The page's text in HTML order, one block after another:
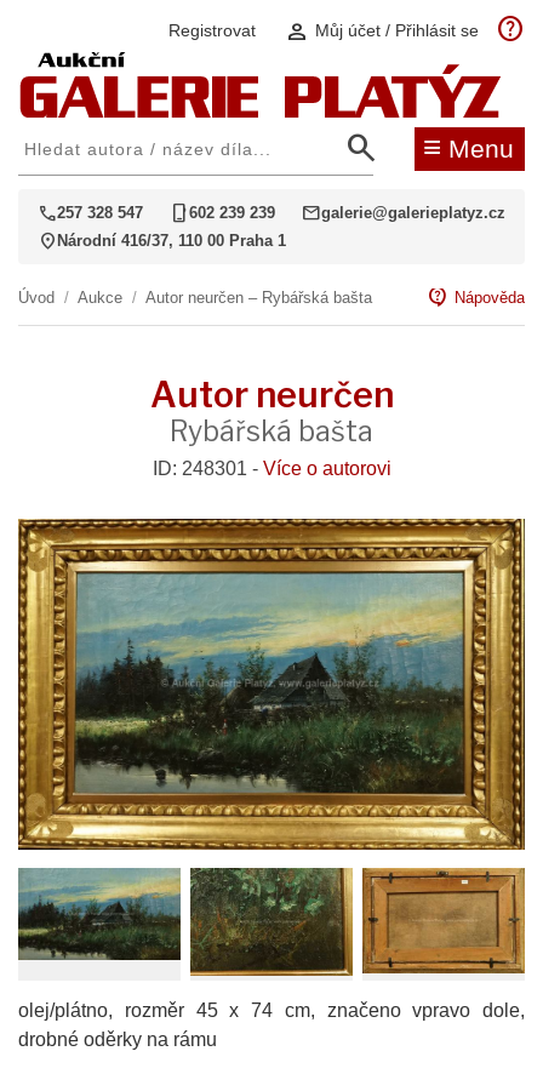
Registrovat person Můj účet / Přihlásit se help
search ≡ Menu
call257 328 547 phone_iphone602 239 239 mailgalerie@galerieplatyz.cz
location_on Národní 416/37, 110 00 Praha 1
Úvod / Aukce / Autor neurčen – Rybářská bašta contact_support Nápověda
Autor neurčen
Rybářská bašta
ID: 248301 - Více o autorovi
olej/plátno, rozměr 45 x 74 cm, značeno vpravo dole,
drobné oděrky na rámu